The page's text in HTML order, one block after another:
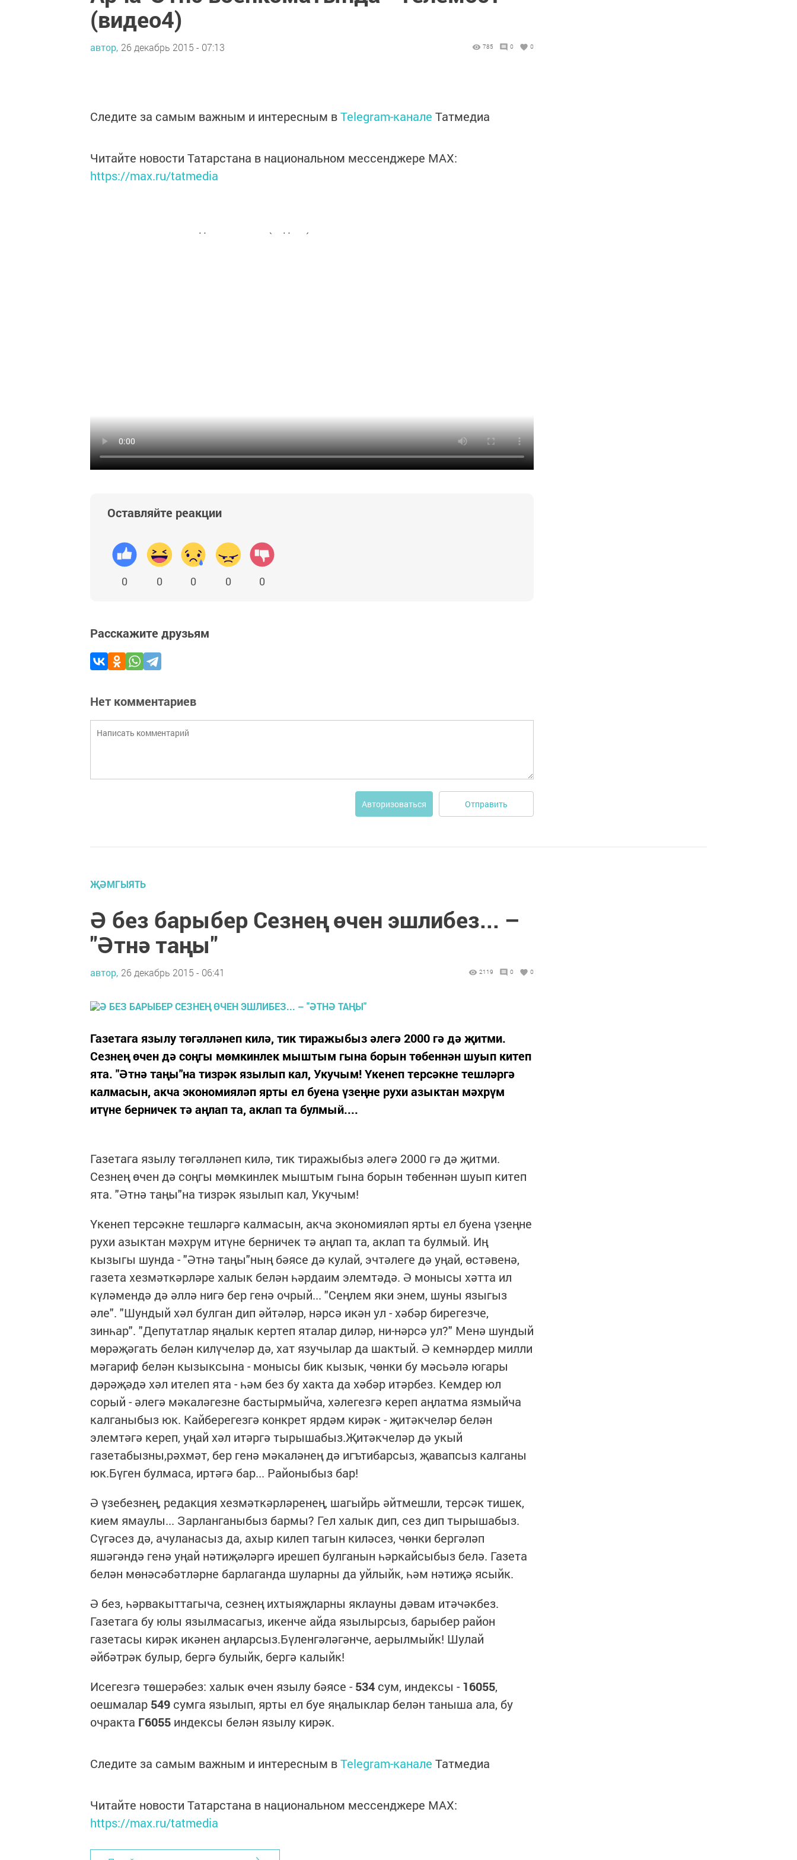
(видео4)
автор, 26 декабрь 2015 - 07:13 785 0 0
Следите за самым важным и интересным вTelegram-канале Татмедиа
Читайте новости Татарстана в национальном мессенджере MАХ:
https://max.ru/tatmedia
Оставляйте реакции
0 0 0 0 0
Расскажите друзьям
Нет комментариев
Авторизоваться Отправить
ҖӘМГЫЯТЬ
Ә без барыбер Сезнең өчен эшлибез... –
"Әтнә таңы"
автор, 26 декабрь 2015 - 06:41 2119 0 0
Газетага язылу төгәлләнеп килә, тик тиражыбыз әлегә 2000 гә дә җитми.
Сезнең өчен дә соңгы мөмкинлек мыштым гына борын төбеннән шуып китеп
ята. "Әтнә таңы"на тизрәк язылып кал, Укучым! Үкенеп терсәкне тешләргә
калмасын, акча экономияләп ярты ел буена үзеңне рухи азыктан мәхрүм
итүне берничек тә аңлап та, аклап та булмый....
Газетага язылу төгәлләнеп килә, тик тиражыбыз әлегә 2000 гә дә җитми.
Сезнең өчен дә соңгы мөмкинлек мыштым гына борын төбеннән шуып китеп
ята. "Әтнә таңы"на тизрәк язылып кал, Укучым!
Үкенеп терсәкне тешләргә калмасын, акча экономияләп ярты ел буена үзеңне
рухи азыктан мәхрүм итүне берничек тә аңлап та, аклап та булмый. Иң
кызыгы шунда - "Әтнә таңы"ның бәясе дә кулай, эчтәлеге дә уңай, өстәвенә,
газета хезмәткәрләре халык белән һәрдаим элемтәдә. Ә монысы хәтта ил
күләмендә дә әллә нигә бер генә очрый... "Сеңлем яки энем, шуны языгыз
әле". "Шундый хәл булган дип әйтәләр, нәрсә икән ул - хәбәр бирегезче,
зинһар". "Депутатлар яңалык кертеп яталар диләр, ни-нәрсә ул?" Менә шундый
мөрәҗәгать белән килүчеләр дә, хат язучылар да шактый. Ә кемнәрдер милли
мәгариф белән кызыксына - монысы бик кызык, чөнки бу мәсьәлә югары
дәрәҗәдә хәл ителеп ята - һәм без бу хакта да хәбәр итәрбез. Кемдер юл
сорый - әлегә мәкаләгезне бастырмыйча, хәлегезгә кереп аңлатма язмыйча
калганыбыз юк. Кайберегезгә конкрет ярдәм кирәк - җитәкчеләр белән
элемтәгә кереп, уңай хәл итәргә тырышабыз.Җитәкчеләр дә укый
газетабызны,рәхмәт, бер генә мәкаләнең дә игътибарсыз, җавапсыз калганы
юк.Бүген булмаса, иртәгә бар... Районыбыз бар!
Ә үзебезнең, редакция хезмәткәрләренең, шагыйрь әйтмешли, терсәк тишек,
кием ямаулы... Зарланганыбыз бармы? Гел халык дип, сез дип тырышабыз.
Сүгәсез дә, ачуланасыз да, ахыр килеп тагын киләсез, чөнки бергәләп
яшәгәндә генә уңай нәтиҗәләргә ирешеп булганын һәркайсыбыз белә. Газета
белән мөнәсәбәтләрне барлаганда шуларны да уйлыйк, һәм нәтиҗә ясыйк.
Ә без, һәрвакыттагыча, сезнең ихтыяҗларны яклауны дәвам итәчәкбез.
Газетага бу юлы язылмасагыз, икенче айда язылырсыз, барыбер район
газетасы кирәк икәнен аңларсыз.Бүленгәләгәнче, аерылмыйк! Шулай
әйбәтрәк булыр, бергә булыйк, бергә калыйк!
Исегезгә төшерәбез: халык өчен язылу бәясе -534 сум, индексы -16055,
оешмалар 549 сумга язылып, ярты ел буе яңалыклар белән таныша ала, бу
очракта Г6055 индексы белән язылу кирәк.
Следите за самым важным и интересным вTelegram-канале Татмедиа
Читайте новости Татарстана в национальном мессенджере MАХ:
https://max.ru/tatmedia